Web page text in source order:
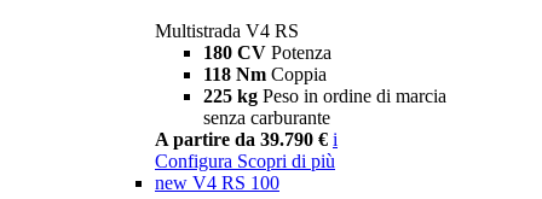
Multistrada V4 RS
180 CV Potenza
118 Nm Coppia
225 kg Peso in ordine di marcia
senza carburante
A partire da 39.790 € i
Configura Scopri di più
new V4 RS 100